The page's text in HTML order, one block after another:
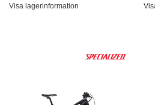
Visa lagerinformation